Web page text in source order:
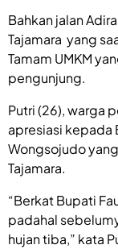
Bahkan jalan
Tajamara yang
Tamam UMKM
pengunjung.
Putri (26), warga
apresiasi kepada
Wongsojudo
Tajamara.
“Berkat Bupati
padahal
hujan tiba,” kata